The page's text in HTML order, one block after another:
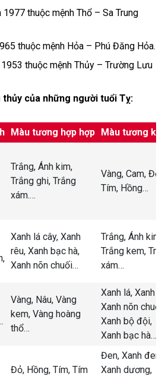
thuộc mệnh Thổ – Sa Trung
thuộc mệnh Hỏa – Phú Đăng Hỏa.
thuộc mệnh Thủy – Trường Lưu
thủy của những người tuổi Tỵ:
Màu tương hợp hợp Màu tương
Trắng, Ánh kim,
Trắng ghi, Trắng
xám.…
Vàng, Cam, Đỏ,
Tím, Hồng…
Xanh lá cây, Xanh
rêu, Xanh bạc hà,
Xanh nõn chuối…
Trắng, Ánh kim,
Trắng kem,
xám…
Vàng, Nâu, Vàng
kem, Vàng hoàng
thổ…
Xanh lá, Xanh
Xanh nõn chuối,
Xanh bộ đội,
Xanh bạc hà…
Đỏ, Hồng, Tím, Tím
Đen, Xanh đen,
Xanh dương,